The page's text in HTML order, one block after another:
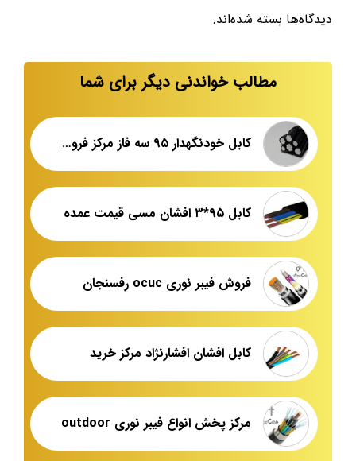
دیدگاه‌ها بسته شده‌اند.
مطالب خواندنی دیگر برای شما
کابل خودنگهدار ۹۵ سه فاز مرکز فروش عمده
کابل ۹۵*۳ افشان مسی قیمت عمده
فروش فیبر نوری ocuc رفسنجان
کابل افشان افشارنژاد مرکز خرید
مرکز پخش انواع فیبر نوری outdoor